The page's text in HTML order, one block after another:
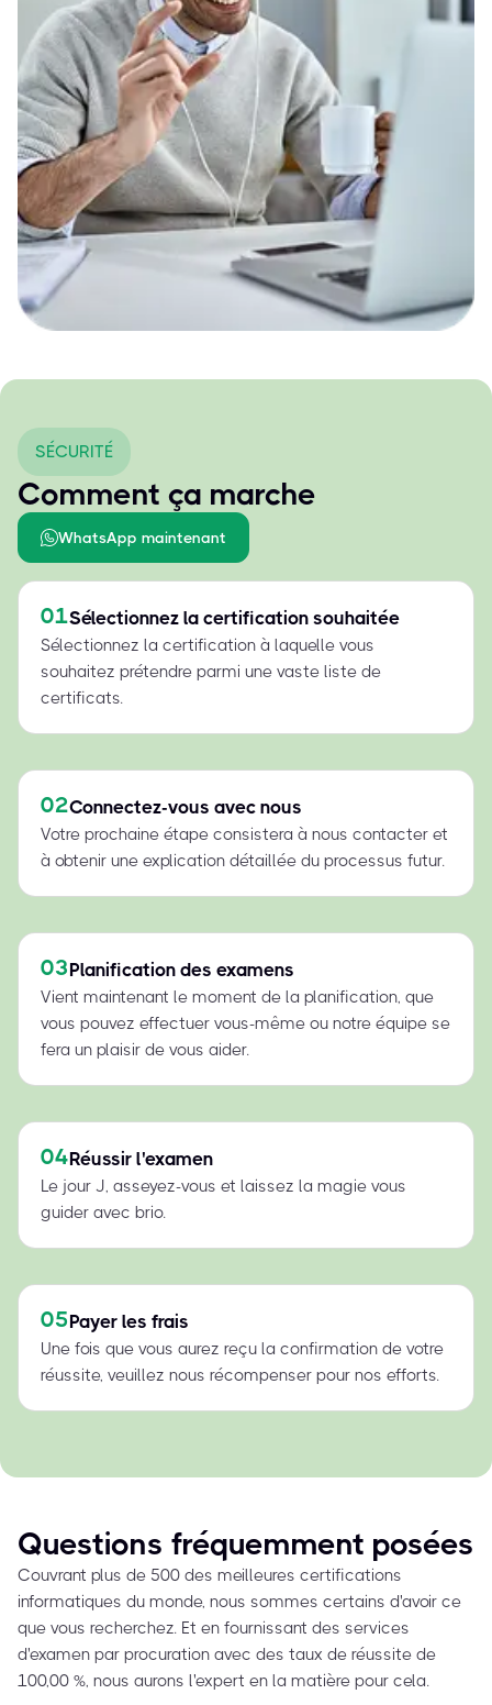
SÉCURITÉ
Comment ça marche
WhatsApp maintenant
01Sélectionnez la certification souhaitée
Sélectionnez la certification à laquelle vous
souhaitez prétendre parmi une vaste liste de
certificats.
02Connectez-vous avec nous
Votre prochaine étape consistera à nous contacter et
à obtenir une explication détaillée du processus futur.
03Planification des examens
Vient maintenant le moment de la planification, que
vous pouvez effectuer vous-même ou notre équipe se
fera un plaisir de vous aider.
04Réussir l'examen
Le jour J, asseyez-vous et laissez la magie vous
guider avec brio.
05Payer les frais
Une fois que vous aurez reçu la confirmation de votre
réussite, veuillez nous récompenser pour nos efforts.
Questions fréquemment posées
Couvrant plus de 500 des meilleures certifications
informatiques du monde, nous sommes certains d'avoir ce
que vous recherchez. Et en fournissant des services
d'examen par procuration avec des taux de réussite de
100,00 %, nous aurons l'expert en la matière pour cela.